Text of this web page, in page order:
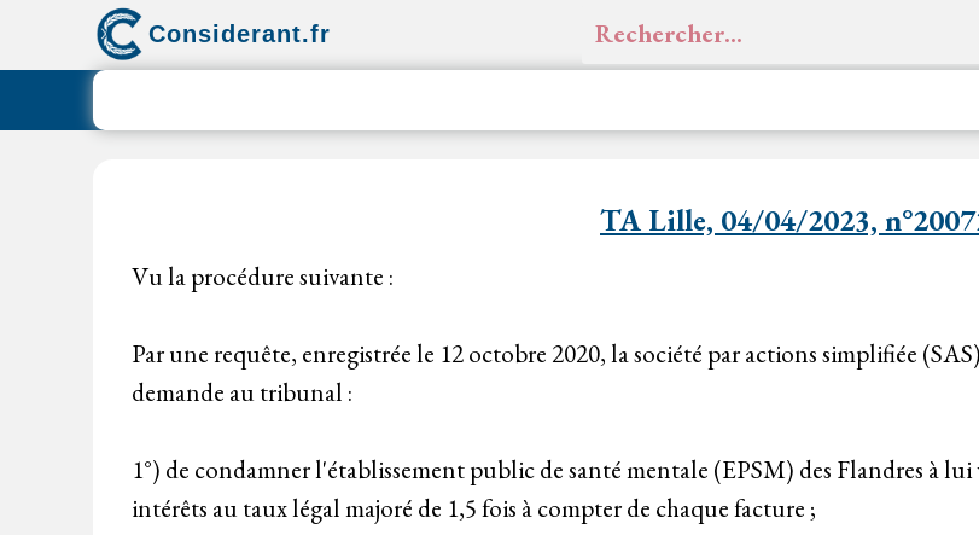
Considerant.fr Rechercher :
TA Lille, 04/04/2023,
Vu la procédure suivante :
Par une requête, enregistrée le 12 octobre 2020, la société par actions simplifiée
demande au tribunal :
1°) de condamner l'établissement public de santé mentale (EPSM) des Flandres à lui
intérêts au taux légal majoré de 1,5 fois à compter de chaque facture ;